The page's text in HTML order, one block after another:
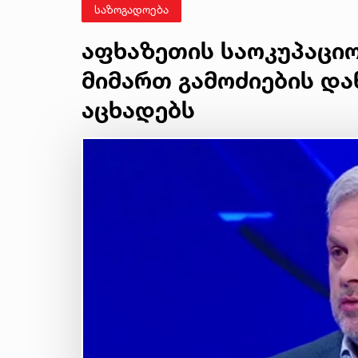
საზოგადოება
აფხაზეთის
მიმართ გამოძიების
აცხადებს